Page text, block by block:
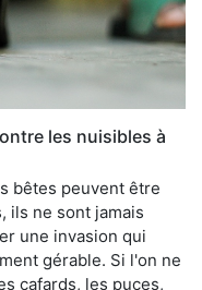
les nuisibles à
bêtes peuvent être
ils ne sont jamais
une invasion qui
gérable. Si l'on ne
cafards, les puces,